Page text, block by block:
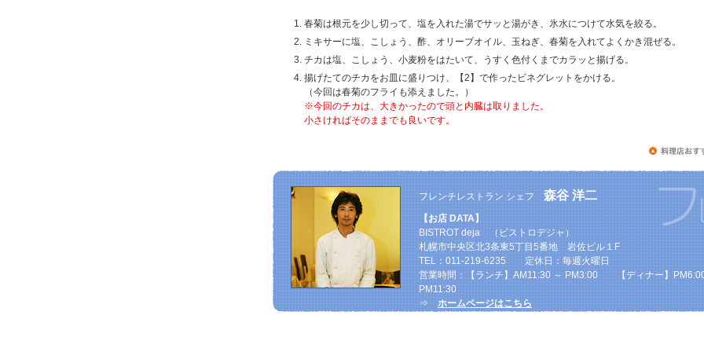
春菊は根元を少し切って、塩を入れた湯でサッと湯がき、氷水につけて水気を絞る。
ミキサーに塩、こしょう、酢、オリーブオイル、玉ねぎ、春菊を入れてよくかき混ぜる。
チカは塩、こしょう、小麦粉をはたいて、うすく色付くまでカラッと揚げる。
揚げたてのチカをお皿に盛りつけ、【2】で作ったビネグレットをかける。
（今回は春菊のフライも添えました。）
※今回のチカは、大きかったので頭と内臓は取りました。
小さければそのままでも良いです。
フレンチレストラン シェフ 森谷 洋二
【お店 DATA】
BISTROT deja （ビストロデジャ）
札幌市中央区北3条東5丁目5番地 岩佐ビル１F
TEL：011-219-6235 定休日：毎週火曜日
営業時間：【ランチ】AM11:30 ～ PM3:00 【ディナー】
PM11:30
⇒ ホームページはこちら